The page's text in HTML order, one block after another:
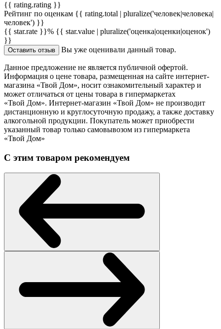
{{ rating.rating }}
Рейтинг по оценкам {{ rating.total | pluralize('человек|человека|
человек') }}
{{ star.rate }}% {{ star.value | pluralize('оценка|оценки|оценок')
}}
Оставить отзыв Вы уже оценивали данный товар.
Данное предложение не является публичной офертой.
Информация о цене товара, размещенная на сайте интернет-
магазина «Твой Дом», носит ознакомительный характер и
может отличаться от цены товара в гипермаркетах
«Твой Дом». Интернет-магазин «Твой Дом» не производит
дистанционную и круглосуточную продажу, а также доставку
алкогольной продукции. Покупатель может приобрести
указанный товар только самовывозом из гипермаркета
«Твой Дом»
С этим товаром рекомендуем